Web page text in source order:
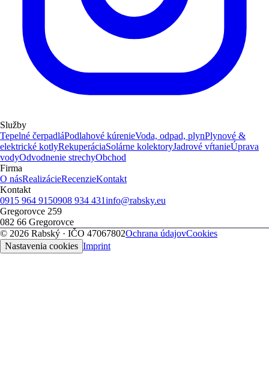
Služby
Tepelné čerpadláPodlahové kúrenieVoda, odpad, plynPlynové &
elektrické kotlyRekuperáciaSolárne kolektoryJadrové vŕtanieÚprava
vodyOdvodnenie strechyObchod
Firma
O násRealizácieRecenzieKontakt
Kontakt
0915 964 9150908 934 431info@rabsky.eu
Gregorovce 259
082 66 Gregorovce
© 2026 Rabský · IČO 47067802Ochrana údajovCookies
Nastavenia cookies Imprint